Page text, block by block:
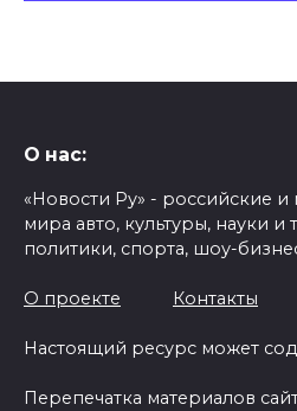
О нас:
«Новости Ру» - российские
мира авто, культуры, науки и
политики, спорта, шоу-
О проекте Контакты
Настоящий ресурс может
Перепечатка материалов